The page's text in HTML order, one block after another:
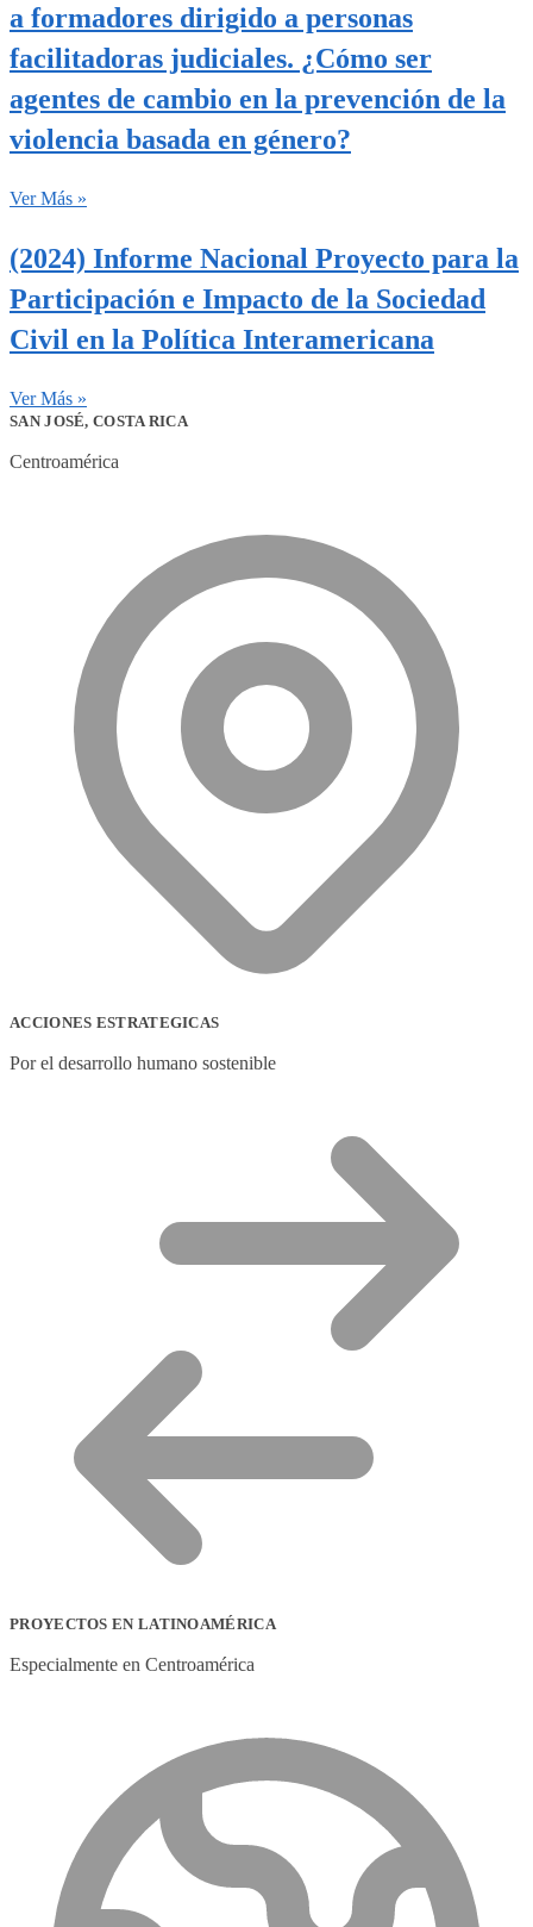
a formadores dirigido a personas
facilitadoras judiciales. ¿Cómo ser
agentes de cambio en la prevención de la
violencia basada en género?
Ver Más »
(2024) Informe Nacional Proyecto para la
Participación e Impacto de la Sociedad
Civil en la Política Interamericana
Ver Más »
SAN JOSÉ, COSTA RICA
Centroamérica
ACCIONES ESTRATEGICAS
Por el desarrollo humano sostenible
PROYECTOS EN LATINOAMÉRICA
Especialmente en Centroamérica